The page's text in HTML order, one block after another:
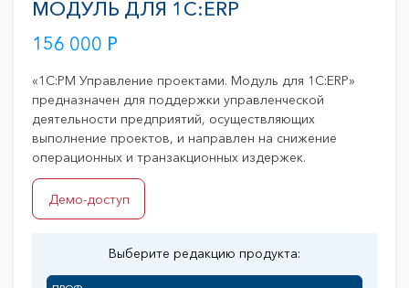
МОДУЛЬ ДЛЯ 1С:ERP
156 000 Р
«1C:PM Управление проектами. Модуль для 1С:ERP»
предназначен для поддержки управленческой
деятельности предприятий, осуществляющих
выполнение проектов, и направлен на снижение
операционных и транзакционных издержек.
Демо-доступ
Выберите редакцию продукта: